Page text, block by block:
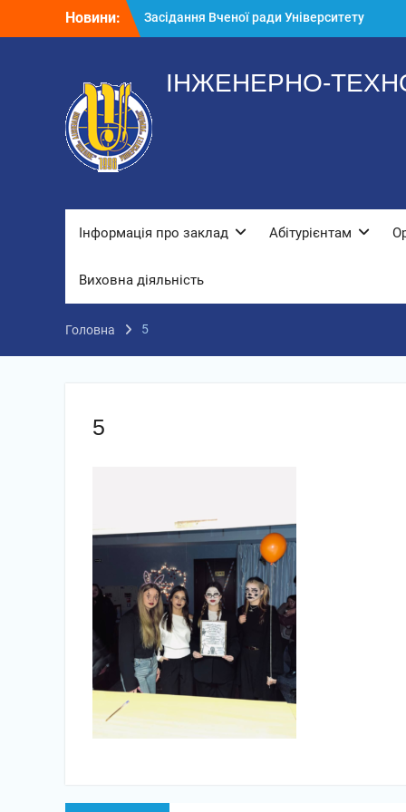
Новини:
Засідання Вченої ради Університету
«Україна»
До нас завітали колядники
ІНЖЕНЕРНО-
Інформація про заклад Абітурієнтам
Виховна діяльність
Головна 5
5
Навігація